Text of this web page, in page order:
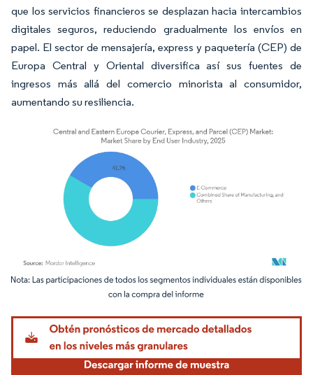
que los servicios financieros se desplazan hacia intercambios
digitales seguros, reduciendo gradualmente los envíos en
papel. El sector de mensajería, express y paquetería (CEP) de
Europa Central y Oriental diversifica así sus fuentes de
ingresos más allá del comercio minorista al consumidor,
aumentando su resiliencia.
Imagen © Mordor Intelligence. El uso requiere atribución según CC BY 4.0.